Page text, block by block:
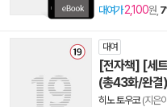
대여가 2,100원,
대여
[전자책] [세
(총43화/완결)
히노 토우코(지은